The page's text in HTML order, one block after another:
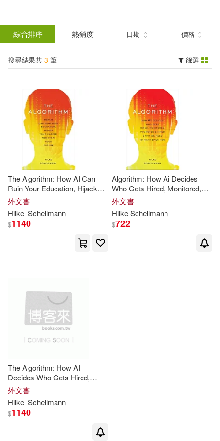
結
分類 (單選)
所有商品(3) 圖書(3)
作者 (可複選)
Hilke(2)
Hilke Schellmann(1)
出版社
Hachette Book Group(1)
配送方式
可超商取貨(3)
可港澳店取(3)
綜合排序 熱銷度 日期 價格
搜尋結果共 3 筆 篩選
The Algorithm: How AI Can
Ruin Your Education, Hijack
Your Career, and Steal Your
Future
外文書
Hilke Schellmann
$1140
Algorithm: How Ai Decides
Who Gets Hired, Monitored,
Promoted, and Fired and Why
We Need to Fight Back Now
外文書
HilkeSchellmann
$722
The Algorithm: How AI
Decides Who Gets Hired,
Monitored, Promoted, and
Fired and Why We Need to
Fight Back Now
外文書
Hilke Schellmann
$1140